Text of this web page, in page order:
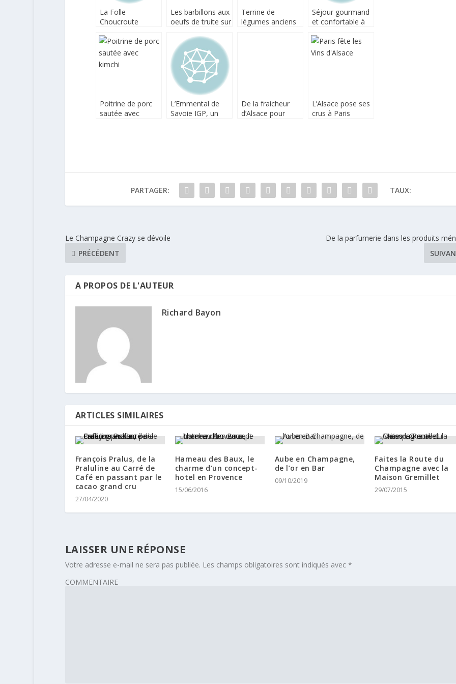
La Folle
Choucroute
WE !
Les barbillons aux
oeufs de truite sur
fleur
Terrine de
légumes anciens
Séjour gourmand
et confortable à
Futuroscope
Poitrine de porc
sautée avec
L’Emmental de
Savoie IGP, un
De la fraicheur
d’Alsace pour
L’Alsace pose ses
crus à Paris
PARTAGER: TAUX:
Le Champagne Crazy se dévoile
PRÉCÉDENT
De la parfumerie dans les produits
A PROPOS DE L'AUTEUR
Richard Bayon
ARTICLES SIMILAIRES
François Pralus, de la
Praluline au Carré de
Café en passant par le
cacao grand cru
27/04/2020
Hameau des Baux, le
charme d’un concept-
hotel en Provence
15/06/2016
Aube en Champagne,
de l’or en Bar
09/10/2019
Faites la Route du
Champagne avec la
Maison Gremillet
29/07/2015
LAISSER UNE RÉPONSE
Votre adresse e-mail ne sera pas publiée. Les champs obligatoires sont indiqués avec *
COMMENTAIRE